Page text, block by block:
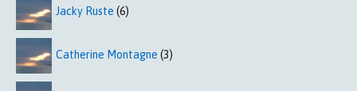
Jacky Ruste (6)
Catherine Montagne (3)